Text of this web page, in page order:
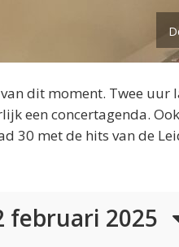
dit moment. Twee uur
een concertagenda.
30 met de hits van de
februari 2025